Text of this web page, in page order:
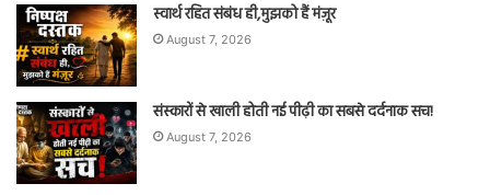
स्वार्थ रहित संबंध ही,मुझको हैं मंज़ूर
August 7, 2026
संस्कारों से खाली होती नई पीढ़ी का सबसे दर्दनाक सच!
August 7, 2026